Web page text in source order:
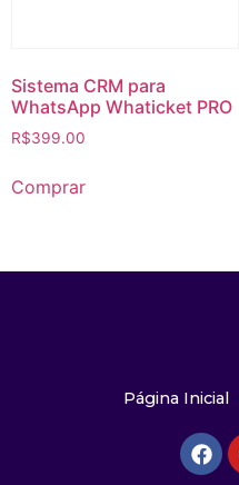
Sistema CRM para
WhatsApp Whaticket PRO
R$399.00
Comprar
Página Inicial